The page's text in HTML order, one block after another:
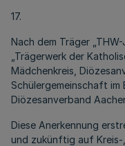
17.
Nach dem Träger
„Trägerwerk der
Mädchenkreis,
Schülergemeinschaft im
Diözesanverband
Diese Anerkennung
und zukünftig auf